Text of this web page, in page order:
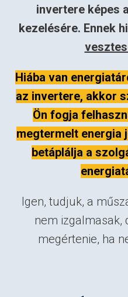
invertere képes
kezelésére. Ennek
Hiába van
az invertere, akkor
Ön fogja
megtermelt energia
betáplálja a
Igen, tudjuk, a
nem izgalmasak,
megértenie, ha